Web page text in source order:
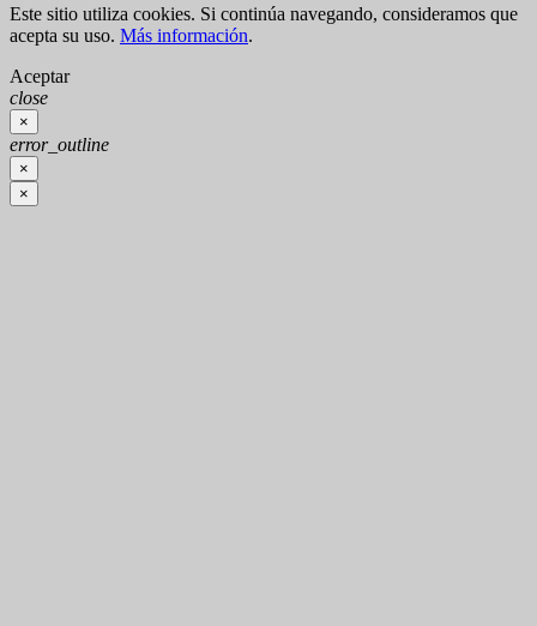
Este sitio utiliza cookies. Si continúa navegando, consideramos que
acepta su uso. Más información.
Aceptar
close
×
error_outline
×
×